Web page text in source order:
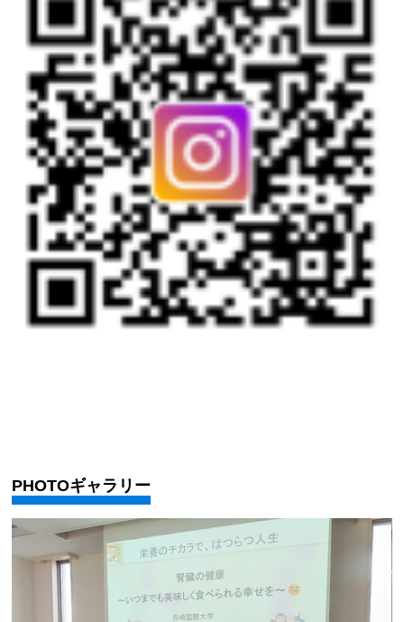
PHOTOギャラリー